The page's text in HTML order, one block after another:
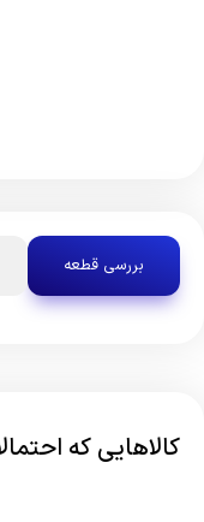
بررسی قطعه
کالاهایی که